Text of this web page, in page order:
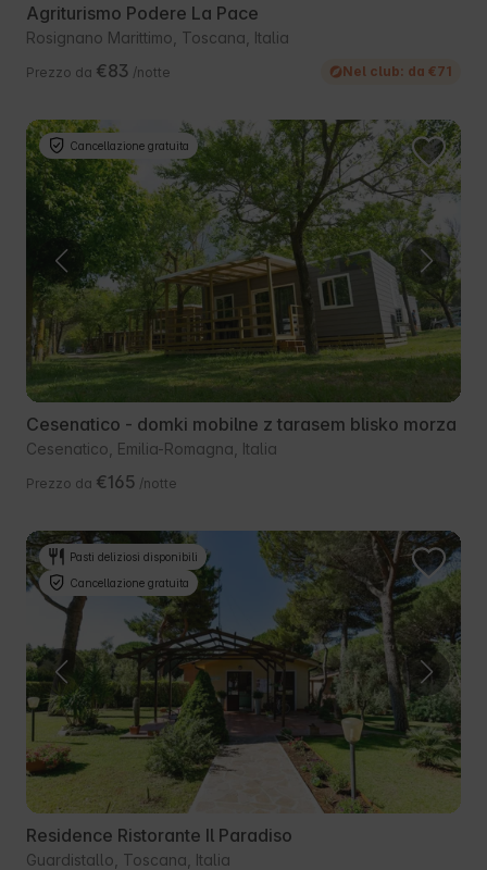
Agriturismo Podere La Pace
Rosignano Marittimo, Toscana, Italia
Prezzo da €83 /notte Nel club: da €71
Cancellazione gratuita
Cesenatico - domki mobilne z tarasem blisko morza
Cesenatico, Emilia-Romagna, Italia
Prezzo da €165 /notte
Pasti deliziosi disponibili
Cancellazione gratuita
Residence Ristorante Il Paradiso
Guardistallo, Toscana, Italia